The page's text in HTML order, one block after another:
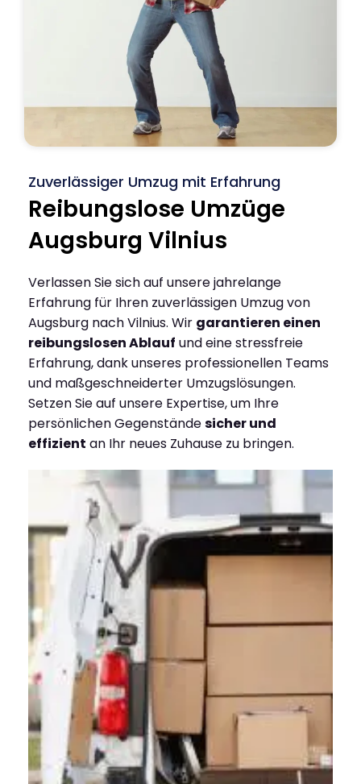
Zuverlässiger Umzug mit Erfahrung
Reibungslose Umzüge
Augsburg Vilnius
Verlassen Sie sich auf unsere jahrelange
Erfahrung für Ihren zuverlässigen Umzug von
Augsburg nach Vilnius. Wir garantieren einen
reibungslosen Ablauf und eine stressfreie
Erfahrung, dank unseres professionellen Teams
und maßgeschneiderter Umzugslösungen.
Setzen Sie auf unsere Expertise, um Ihre
persönlichen Gegenständesicher und
effizient an Ihr neues Zuhause zu bringen.